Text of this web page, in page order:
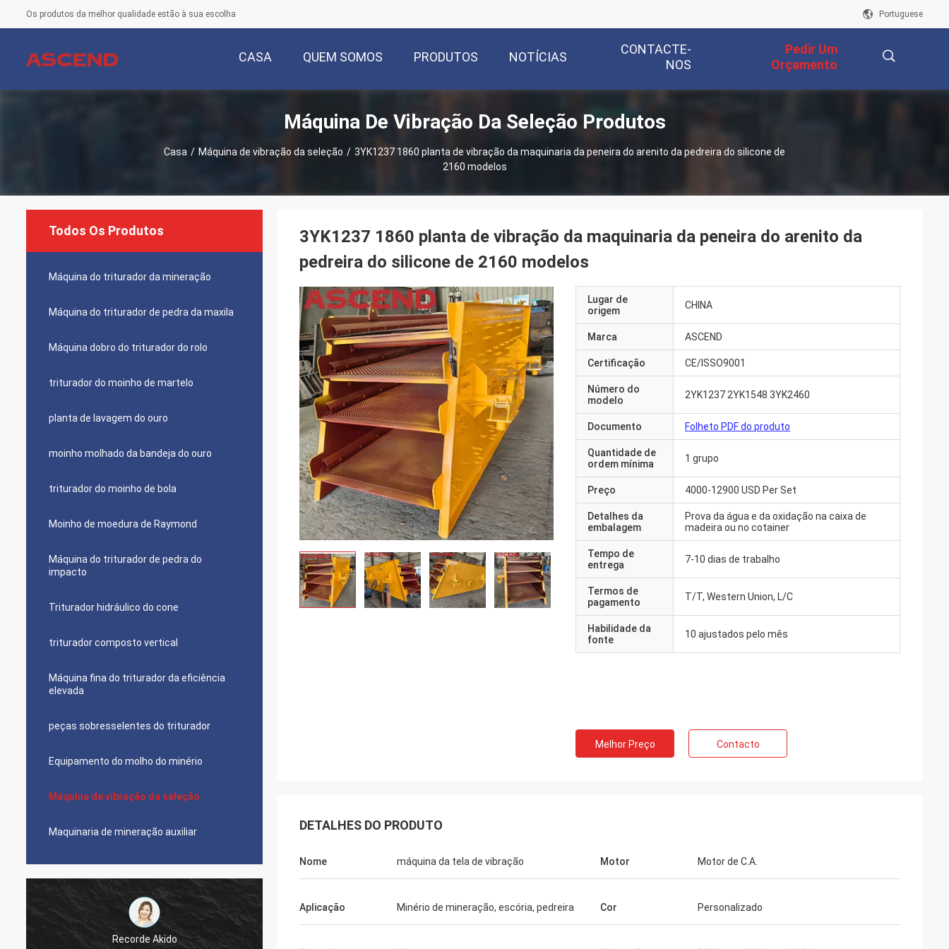
Os produtos da melhor qualidade estão à sua escolha Portuguese
CASA QUEM SOMOS PRODUTOS NOTÍCIAS
CONTACTE-
NOS
Pedir Um
Orçamento
Máquina De Vibração Da Seleção Produtos
Casa / Máquina de vibração da seleção / 3YK1237 1860 planta de vibração da maquinaria da peneira do arenito da pedreira do silicone de
2160 modelos
Todos Os Produtos
Máquina do triturador da mineração
Máquina do triturador de pedra da maxila
Máquina dobro do triturador do rolo
triturador do moinho de martelo
planta de lavagem do ouro
moinho molhado da bandeja do ouro
triturador do moinho de bola
Moinho de moedura de Raymond
Máquina do triturador de pedra do
impacto
Triturador hidráulico do cone
triturador composto vertical
Máquina fina do triturador da eficiência
elevada
peças sobresselentes do triturador
Equipamento do molho do minério
Máquina de vibração da seleção
Maquinaria de mineração auxiliar
Jose Anthony
3YK1237 1860 planta de vibração da maquinaria da peneira do arenito da
pedreira do silicone de 2160 modelos
Lugar de
origem
CHINA
Marca ASCEND
Certificação CE/ISSO9001
Número do
modelo
2YK1237 2YK1548 3YK2460
Documento Folheto PDF do produto
Quantidade de
ordem mínima
1 grupo
Preço 4000-12900 USD Per Set
Detalhes da
embalagem
Prova da água e da oxidação na caixa de
madeira ou no cotainer
Tempo de
entrega
7-10 dias de trabalho
Termos de
pagamento
T/T, Western Union, L/C
Habilidade da
fonte
10 ajustados pelo mês
Melhor Preço Contacto
DETALHES DO PRODUTO
Nome máquina da tela de vibração Motor Motor de C.A.
Aplicação Minério de mineração, escória, pedreira Cor Personalizado